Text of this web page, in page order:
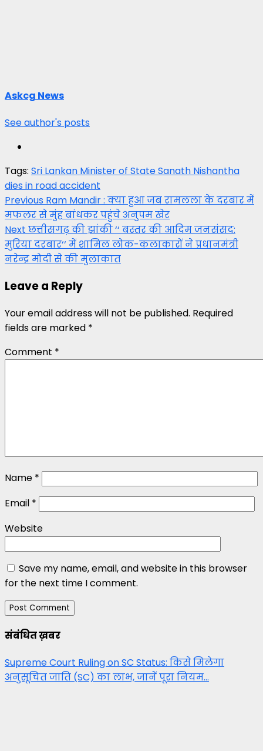
Askcg News
See author's posts
Tags: Sri Lankan Minister of State Sanath Nishantha
dies in road accident
Post
navigation
Previous Ram Mandir : क्या हुआ जब रामलला के दरबार में
मफलर से मुंह बांधकर पहुंचे अनुपम खेर
Next छत्तीसगढ़ की झांकी ‘‘ बस्तर की आदिम जनसंसद:
मुरिया दरबार‘‘ में शामिल लोक-कलाकारों ने प्रधानमंत्री
नरेन्द्र मोदी से की मुलाकात
Leave a Reply
Your email address will not be published. Required
fields are marked *
Comment *
Name *
Email *
Website
Save my name, email, and website in this browser
for the next time I comment.
संबंधित ख़बर
Supreme Court Ruling on SC Status: किसे मिलेगा
अनुसूचित जाति (SC) का लाभ, जानें पूरा नियम…